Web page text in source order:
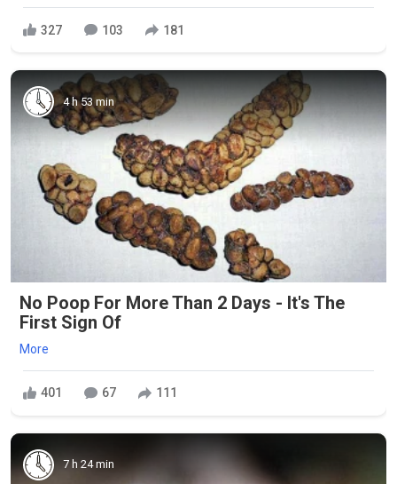
327 103 181
4 h 53 min
No Poop For More Than 2 Days - It's The
First Sign Of
More
401 67 111
7 h 24 min